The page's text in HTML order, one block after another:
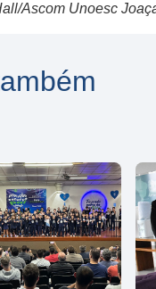
Ascom Unoesc